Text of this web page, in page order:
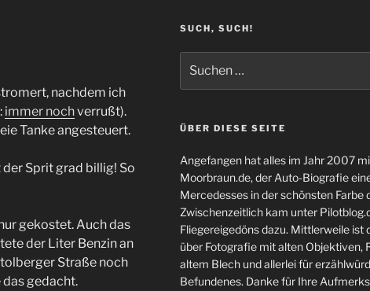
nachdem ich
immer nochverrußt).
Tanke angesteuert.
der Sprit grad billig! So
nur gekostet. Auch das
der Liter Benzin an
Straße noch
das gedacht.
SUCH, SUCH!
nach:
ÜBER DIESE SEITE
Angefangen hat alles im Jahr 2007
Moorbraun.de, der Auto-Biografie
Mercedesses in der schönsten Farbe
Zwischenzeitlich kam unter
Fliegereigedöns dazu. Mittlerweile ist
über Fotografie mit alten Objektiven,
altem Blech und allerlei für
Befundenes. Danke für Ihre